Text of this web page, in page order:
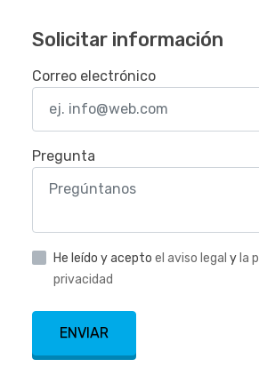
Solicitar información
Correo electrónico
Pregunta
He leído y acepto el aviso legal y la
privacidad
ENVIAR